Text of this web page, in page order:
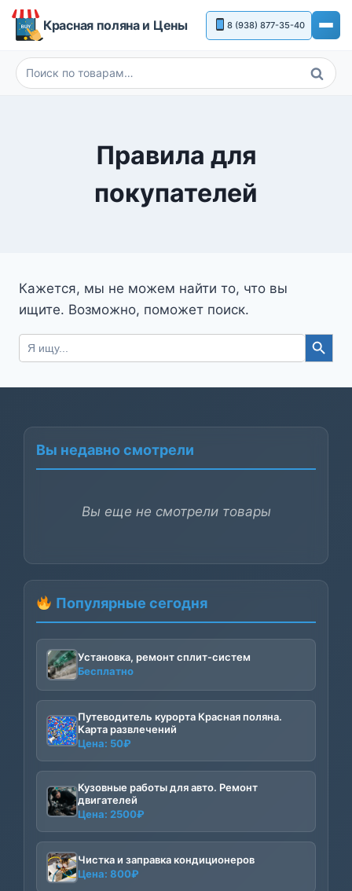
Перейти
Красная поляна и Цены 8 (938) 877-35-40
Искать:
Поиск
Правила для
покупателей
Кажется, мы не можем найти то, что вы
ищите. Возможно, поможет поиск.
Search
for:
Search Button
Вы недавно смотрели
Вы еще не смотрели товары
Популярные сегодня
Установка, ремонт сплит-систем
Бесплатно
Путеводитель курорта Красная поляна.
Карта развлечений
Цена: 50₽
Кузовные работы для авто. Ремонт
двигателей
Цена: 2500₽
Чистка и заправка кондиционеров
Цена: 800₽